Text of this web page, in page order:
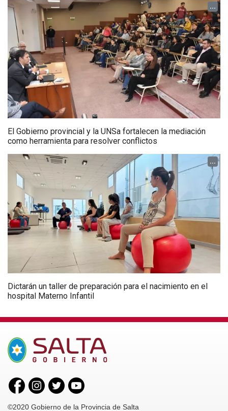
...
El Gobierno provincial y la UNSa fortalecen la mediación
como herramienta para resolver conflictos
...
Dictarán un taller de preparación para el nacimiento en el
hospital Materno Infantil
©2020 Gobierno de la Provincia de Salta